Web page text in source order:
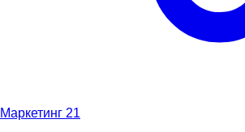
Маркетинг 21